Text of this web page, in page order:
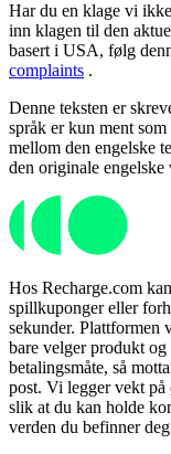
Har du en klage vi
inn klagen til den
basert i USA, følg
complaints .
Denne teksten er
språk er kun ment
mellom den engelske
den originale engelske
Hos Recharge.com
spillkuponger eller
sekunder. Plattformen
bare velger produkt
betalingsmåte, så
post. Vi legger vekt
slik at du kan holde
verden du befinner